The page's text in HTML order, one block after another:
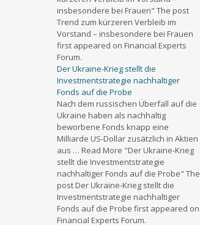
insbesondere bei Frauen" The post
Trend zum kürzeren Verbleib im
Vorstand – insbesondere bei Frauen
first appeared on Financial Experts
Forum.
Der Ukraine-Krieg stellt die
Investmentstrategie nachhaltiger
Fonds auf die Probe
Nach dem russischen Überfall auf die
Ukraine haben als nachhaltig
beworbene Fonds knapp eine
Milliarde US-Dollar zusätzlich in Aktien
aus … Read More "Der Ukraine-Krieg
stellt die Investmentstrategie
nachhaltiger Fonds auf die Probe" The
post Der Ukraine-Krieg stellt die
Investmentstrategie nachhaltiger
Fonds auf die Probe first appeared on
Financial Experts Forum.